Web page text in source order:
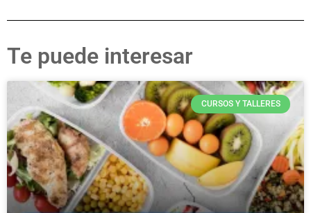
Te puede interesar
CURSOS Y TALLERES